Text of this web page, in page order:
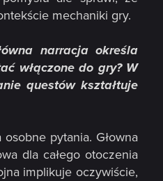
mechaniki gry.
narracja określa
włączone do gry? W
questów kształtuje
pytania. Głowna
dla całego otoczenia
implikuje oczywiście,